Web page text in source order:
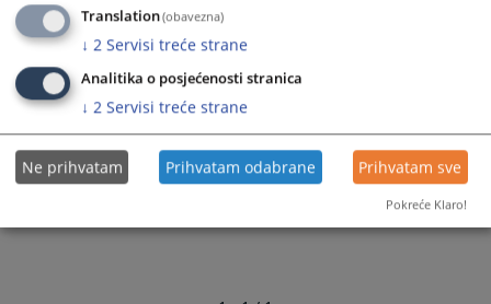
Translation(obavezna)
↓ 2 Servisi treće strane
Analitika o posjećenosti stranica
↓ 2 Servisi treće strane
Ne prihvatam Prihvatam odabrane Prihvatam sve
Pokreće Klaro!